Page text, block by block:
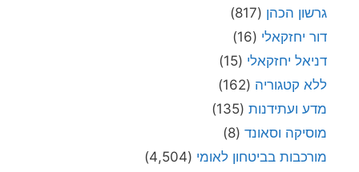
גרשון הכהן (817)
דור יחזקאלי (16)
דניאל יחזקאלי (15)
ללא קטגוריה (162)
מדע ועתידנות (135)
מוסיקה וסאונד (8)
מורכבות בביטחון לאומי (4,504)